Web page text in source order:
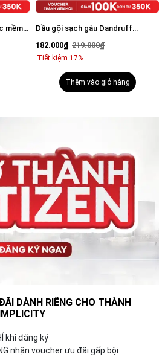
mềm
Dầu gội sạch gàu Dandruff
250ml
182.000₫ 219.000₫
Tiết kiệm 17%
Thêm vào giỏ hàng
DÀNH RIÊNG CHO THÀNH
khi đăng ký
nhận voucher ưu đãi gấp bội